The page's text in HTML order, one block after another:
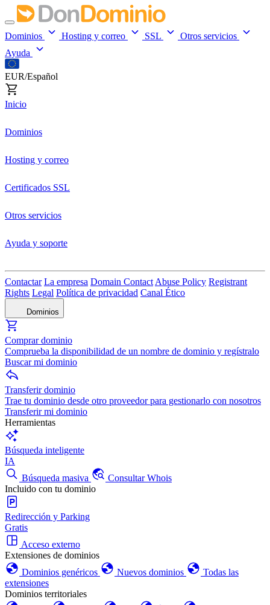
Dominios Hosting y correo SSL
Otros servicios
Ayuda
EUR/Español
Inicio
Dominios
Hosting y correo
Certificados SSL
Otros servicios
Ayuda y soporte
Contactar La empresa Domain Contact Abuse Policy Registrant
Rights Legal Política de privacidad Canal Ético
Dominios
Comprar dominio
Comprueba la disponibilidad de un nombre de dominio y regístralo
Buscar mi dominio
Transferir dominio
Trae tu dominio desde otro proveedor para gestionarlo con nosotros
Transferir mi dominio
Herramientas
Búsqueda inteligente
IA
Búsqueda masiva
Consultar Whois
Incluido con tu dominio
Redirección y Parking
Gratis
Acceso externo
Extensiones de dominios
Dominios genéricos
Nuevos dominios
Todas las
extensiones
Dominios territoriales